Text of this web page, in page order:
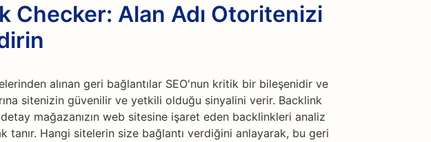
Checker: Alan Adı Otoritenizi
alınan geri bağlantılar SEO'nun kritik bir bileşenidir ve
sitenizin güvenilir ve yetkili olduğu sinyalini verir. Backlink
mağazanızın web sitesine işaret eden backlinkleri analiz
tanır. Hangi sitelerin size bağlantı verdiğini anlayarak, bu geri